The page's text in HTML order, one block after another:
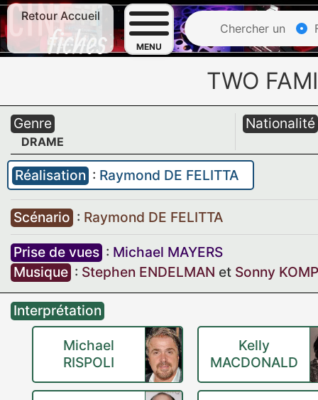
Retour Accueil
MENU
Chercher un
TWO
Genre
DRAME
Nationalité
Réalisation : Raymond DE FELITTA
Scénario : Raymond DE FELITTA
Prise de vues : Michael MAYERS
Musique : Stephen ENDELMAN et Sonny
Interprétation
Michael
RISPOLI
Kelly
MACDONALD